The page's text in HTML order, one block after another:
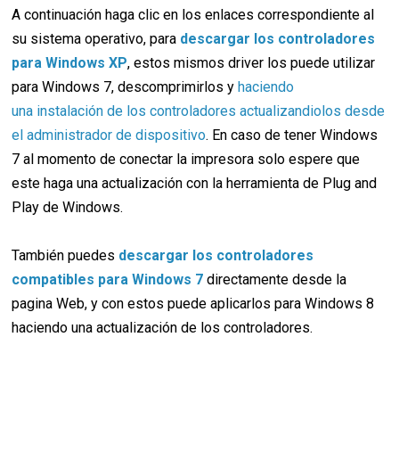
A continuación haga clic en los enlaces correspondiente al
su sistema operativo, para descargar los controladores
para Windows XP, estos mismos driver los puede utilizar
para Windows 7, descomprimirlos yhaciendo
una instalación de los controladores actualizandiolos desde
el administrador de dispositivo. En caso de tener Windows
7 al momento de conectar la impresora solo espere que
este haga una actualización con la herramienta de Plug and
Play de Windows.
También puedes descargar los controladores
compatibles para Windows 7 directamente desde la
pagina Web, y con estos puede aplicarlos para Windows 8
haciendo una actualización de los controladores.